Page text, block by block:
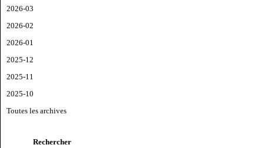
2026-03
2026-02
2026-01
2025-12
2025-11
2025-10
Toutes les archives
Rechercher